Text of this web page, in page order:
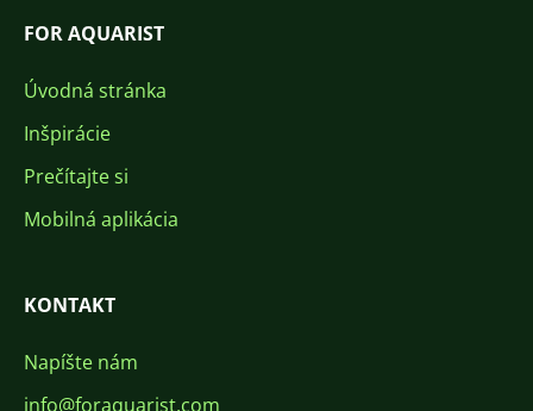
FOR AQUARIST
Úvodná stránka
Inšpirácie
Prečítajte si
Mobilná aplikácia
KONTAKT
Napíšte nám
info@foraquarist.com